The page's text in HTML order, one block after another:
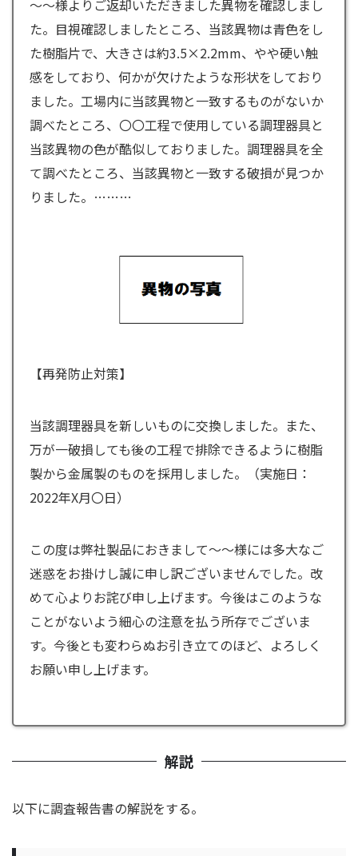
～～様よりご返却いただきました異物を確認しまし
た。目視確認しましたところ、当該異物は青色をし
た樹脂片で、大きさは約3.5×2.2mm、やや硬い触
感をしており、何かが欠けたような形状をしており
ました。工場内に当該異物と一致するものがないか
調べたところ、〇〇工程で使用している調理器具と
当該異物の色が酷似しておりました。調理器具を全
て調べたところ、当該異物と一致する破損が見つか
りました。 ………
【再発防止対策】
当該調理器具を新しいものに交換しました。また、
万が一破損しても後の工程で排除できるように樹脂
製から金属製のものを採用しました。（実施日：
2022年X月〇日）
この度は弊社製品におきまして～～様には多大なご
迷惑をお掛けし誠に申し訳ございませんでした。改
めて心よりお詫び申し上げます。今後はこのような
ことがないよう細心の注意を払う所存でございま
す。今後とも変わらぬお引き立てのほど、よろしく
お願い申し上げます。
解説
以下に調査報告書の解説をする。